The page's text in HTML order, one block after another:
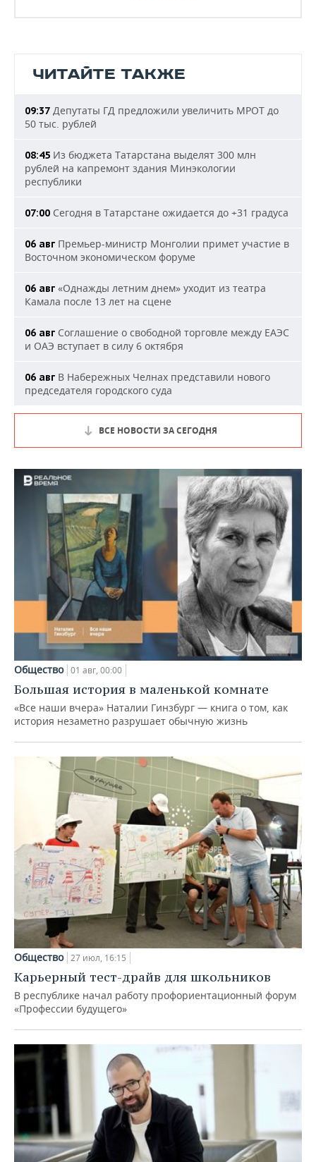
ЧИТАЙТЕ ТАКЖЕ
09:37 Депутаты ГД предложили увеличить МРОТ до
50 тыс. рублей
08:45 Из бюджета Татарстана выделят 300 млн
рублей на капремонт здания Минэкологии
республики
07:00 Сегодня в Татарстане ожидается до +31 градуса
06 авг Премьер-министр Монголии примет участие в
Восточном экономическом форуме
06 авг «Однажды летним днем» уходит из театра
Камала после 13 лет на сцене
06 авг Соглашение о свободной торговле между ЕАЭС
и ОАЭ вступает в силу 6 октября
06 авг В Набережных Челнах представили нового
председателя городского суда
ВСЕ НОВОСТИ ЗА СЕГОДНЯ
Общество 01 авг, 00:00
Большая история в маленькой комнате
«Все наши вчера» Наталии Гинзбург — книга о том, как
история незаметно разрушает обычную жизнь
Общество 27 июл, 16:15
Карьерный тест-драйв для школьников
В республике начал работу профориентационный форум
«Профессии будущего»